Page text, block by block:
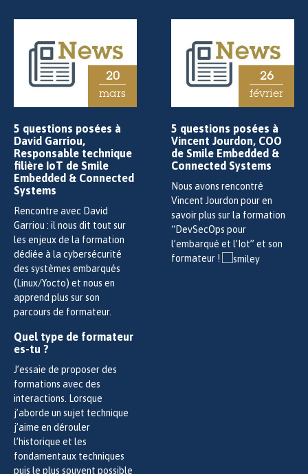
20
mars
5 questions posées à
David Garriou,
Responsable technique
filière IoT de Smile
Embedded & Connected
Systems
Rencontre avec David
Garriou : il nous dit tout sur
les enjeux de la formation
dédiée à la cybersécurité
des systèmes embarqués
(Linux/Yocto) et nous en
apprend plus sur son
parcours de formateur.
Quel type de formateur
es-tu ?
J’essaie de proposer des
formations avec des
interactions. Lorsque
j’aborde un sujet technique
j’aime en dérouler
l’historique et les
fondamentaux techniques
puis le plus souvent possible
26
février
5 questions posées à
Vincent Jourdon, COO
de Smile Embedded &
Connected Systems
Nous avons rencontré
Vincent Jourdon pour en
savoir plus sur la formation
“DevSecOps pour
l’embarqué et l’Iot” et son
formateur !